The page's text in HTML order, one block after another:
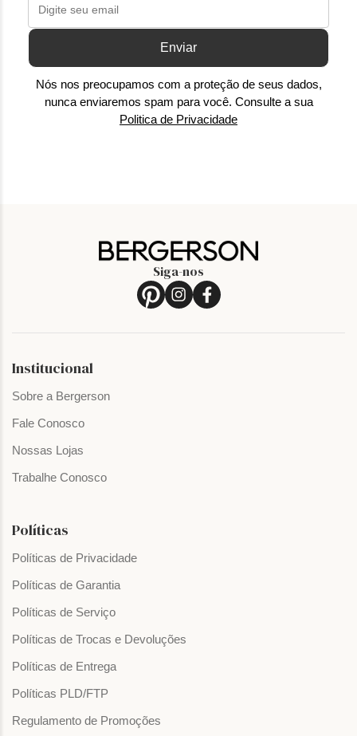
Enviar
Nós nos preocupamos com a proteção de seus dados,
nunca enviaremos spam para você. Consulte a sua
Politica de Privacidade
Siga-nos
Institucional
Sobre a Bergerson
Fale Conosco
Nossas Lojas
Trabalhe Conosco
Políticas
Políticas de Privacidade
Políticas de Garantia
Políticas de Serviço
Políticas de Trocas e Devoluções
Políticas de Entrega
Políticas PLD/FTP
Regulamento de Promoções